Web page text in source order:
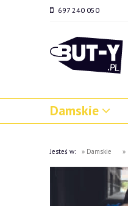
697 240 050
Damskie
Jesteś w: » Damskie »